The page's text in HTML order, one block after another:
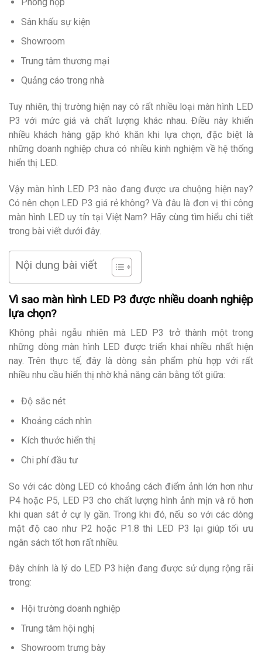
Sân khấu sự kiện
Showroom
Trung tâm thương mại
Quảng cáo trong nhà
Tuy nhiên, thị trường hiện nay có rất nhiều loại màn hình LED
P3 với mức giá và chất lượng khác nhau. Điều này khiến
nhiều khách hàng gặp khó khăn khi lựa chọn, đặc biệt là
những doanh nghiệp chưa có nhiều kinh nghiệm về hệ thống
hiển thị LED.
Vậy màn hình LED P3 nào đang được ưa chuộng hiện nay?
Có nên chọn LED P3 giá rẻ không? Và đâu là đơn vị thi công
màn hình LED uy tín tại Việt Nam? Hãy cùng tìm hiểu chi tiết
trong bài viết dưới đây.
Nội dung bài viết
Vì sao màn hình LED P3 được nhiều doanh nghiệp
lựa chọn?
Không phải ngẫu nhiên mà LED P3 trở thành một trong
những dòng màn hình LED được triển khai nhiều nhất hiện
nay. Trên thực tế, đây là dòng sản phẩm phù hợp với rất
nhiều nhu cầu hiển thị nhờ khả năng cân bằng tốt giữa:
Độ sắc nét
Khoảng cách nhìn
Kích thước hiển thị
Chi phí đầu tư
So với các dòng LED có khoảng cách điểm ảnh lớn hơn như
P4 hoặc P5, LED P3 cho chất lượng hình ảnh mịn và rõ hơn
khi quan sát ở cự ly gần. Trong khi đó, nếu so với các dòng
mật độ cao như P2 hoặc P1.8 thì LED P3 lại giúp tối ưu
ngân sách tốt hơn rất nhiều.
Đây chính là lý do LED P3 hiện đang được sử dụng rộng rãi
trong:
Hội trường doanh nghiệp
Trung tâm hội nghị
Showroom trưng bày